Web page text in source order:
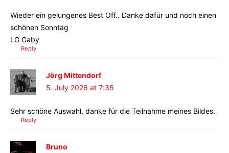
Wieder ein gelungenes Best Off.. Danke dafür und noch einen
schönen Sonntag
LG Gaby
Reply
Jörg Mittendorf
5. July 2026 at 7:35
Sehr schöne Auswahl, danke für die Teilnahme meines Bildes.
Reply
Bruno